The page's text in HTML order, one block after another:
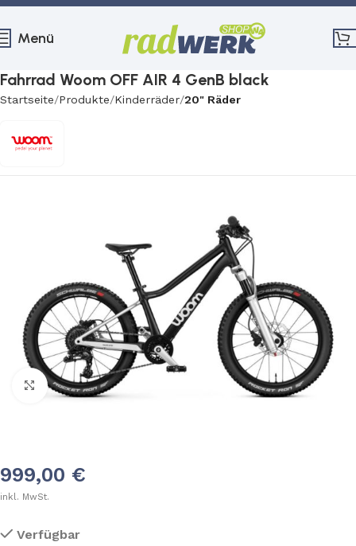
Menü
Fahrrad Woom OFF AIR 4 GenB black
Startseite Produkte Kinderräder 20" Räder
Klick zum Vergrößern
999,00 €
inkl. MwSt.
Verfügbar